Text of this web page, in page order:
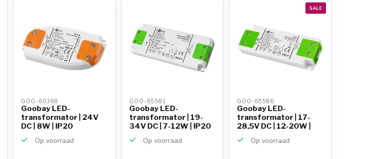
GOO-60368
Goobay LED-
transformator | 24V
DC | 8W | IP20
Op voorraad
GOO-65581
Goobay LED-
transformator | 19-
34V DC | 7-12W | IP20
Op voorraad
SALE
GOO-65586
Goobay LED-
transformator | 17-
28,5V DC | 12-20W |
Op voorraad